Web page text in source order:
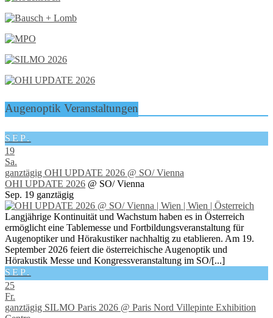
Augenoptik Veranstaltungen
SEP.
19
Sa.
ganztägig OHI UPDATE 2026 @ SO/ Vienna
OHI UPDATE 2026 @ SO/ Vienna
Sep. 19 ganztägig
Langjährige Kontinuität und Wachstum haben es in Österreich
ermöglicht eine Tablemesse und Fortbildungsveranstaltung für
Augenoptiker und Hörakustiker nachhaltig zu etablieren. Am 19.
September 2026 feiert die österreichische Augenoptik und
Hörakustik Messe und Kongressveranstaltung im SO/[...]
SEP.
25
Fr.
ganztägig SILMO Paris 2026 @ Paris Nord Villepinte Exhibition